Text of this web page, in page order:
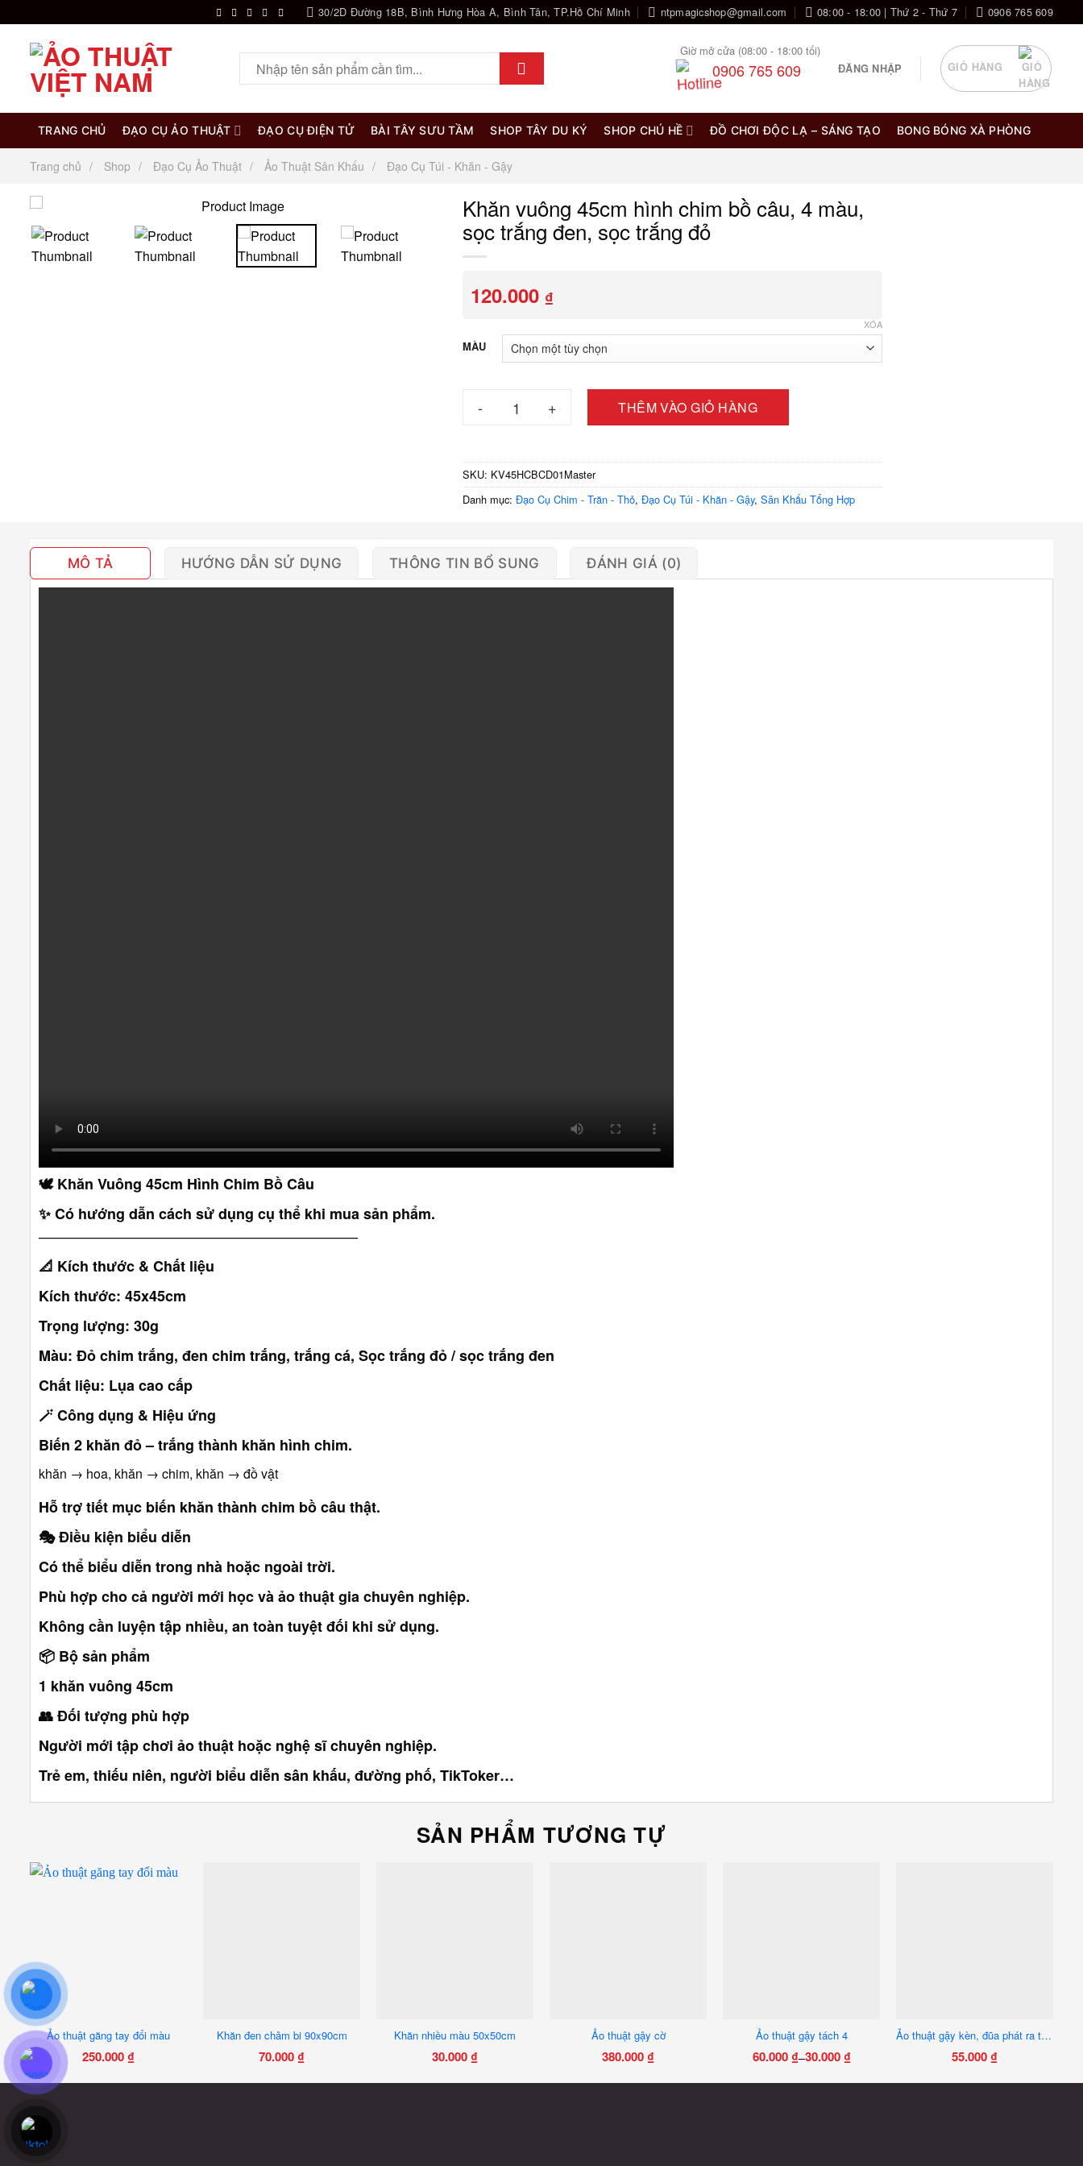
đến
30/2D Đường 18B, Bình Hưng Hòa A, Bình Tân, TP.Hồ Chí Minh ntpmagicshop@gmail.com 08:00 - 18:00 | Thứ 2 - Thứ 7 0906 765 609
kiếm:
Giờ mở cửa (08:00 - 18:00 tối)
0906 765 609 ĐĂNG NHẬP GIỎ HÀNG
TRANG CHỦ ĐẠO CỤ ẢO THUẬT ĐẠO CỤ ĐIỆN TỬ BÀI TÂY SƯU TẦM SHOP TÂY DU KÝ SHOP CHÚ HỀ ĐỒ CHƠI ĐỘC LẠ – SÁNG TẠO BONG BÓNG XÀ PHÒNG
Trang chủ Shop Đạo Cụ Ảo Thuật Ảo Thuật Sân Khấu Đạo Cụ Túi - Khăn - Gậy
Khăn vuông 45cm hình chim bồ câu, 4 màu,
sọc trắng đen, sọc trắng đỏ
120.000 ₫
MÀU
XÓA
Khăn vuông 45cm hình chim bồ câu, 4 màu, sọc trắng đen, sọc trắng đỏ số lượng
THÊM VÀO GIỎ HÀNG
SKU: KV45HCBCD01Master
Danh mục: Đạo Cụ Chim - Trăn - Thỏ, Đạo Cụ Túi - Khăn - Gậy, Sân Khấu Tổng Hợp
MÔ TẢ HƯỚNG DẪN SỬ DỤNG THÔNG TIN BỔ SUNG ĐÁNH GIÁ (0)
🕊️Khăn Vuông 45cm Hình Chim Bồ Câu
✨ Có hướng dẫn cách sử dụng cụ thể khi mua sản phẩm.
――――――――――――――――――――――
📐 Kích thước & Chất liệu
Kích thước: 45x45cm
Trọng lượng: 30g
Màu: Đỏ chim trắng, đen chim trắng, trắng cá, Sọc trắng đỏ / sọc trắng đen
Chất liệu: Lụa cao cấp
🪄Công dụng & Hiệu ứng
Biến 2 khăn đỏ – trắng thành khăn hình chim.
khăn → hoa, khăn → chim, khăn → đồ vật
Hỗ trợ tiết mục biến khăn thành chim bồ câu thật.
🎭Điều kiện biểu diễn
Có thể biểu diễn trong nhà hoặc ngoài trời.
Phù hợp cho cả người mới học và ảo thuật gia chuyên nghiệp.
Không cần luyện tập nhiều, an toàn tuyệt đối khi sử dụng.
📦 Bộ sản phẩm
1 khăn vuông 45cm
👥Đối tượng phù hợp
Người mới tập chơi ảo thuật hoặc nghệ sĩ chuyên nghiệp.
Trẻ em, thiếu niên, người biểu diễn sân khấu, đường phố, TikToker…
SẢN PHẨM TƯƠNG TỰ
Ảo thuật găng tay đổi màu
250.000 ₫
Khăn đen châm bi 90x90cm
70.000 ₫
Khăn nhiều màu 50x50cm
30.000 ₫
Ảo thuật gậy cờ
380.000 ₫
Ảo thuật gậy tách 4
30.000 ₫
–
60.000 ₫Khoảng
giá:
Ảo thuật gậy kèn, đũa phát ra tiếng
55.000 ₫